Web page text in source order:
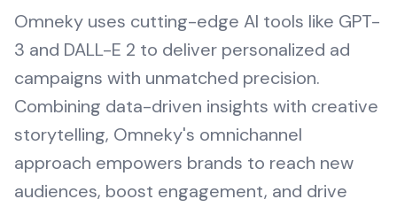
Omneky uses cutting-edge AI tools like GPT-
3 and DALL-E 2 to deliver personalized ad
campaigns with unmatched precision.
Combining data-driven insights with creative
storytelling, Omneky's omnichannel
approach empowers brands to reach new
audiences, boost engagement, and drive